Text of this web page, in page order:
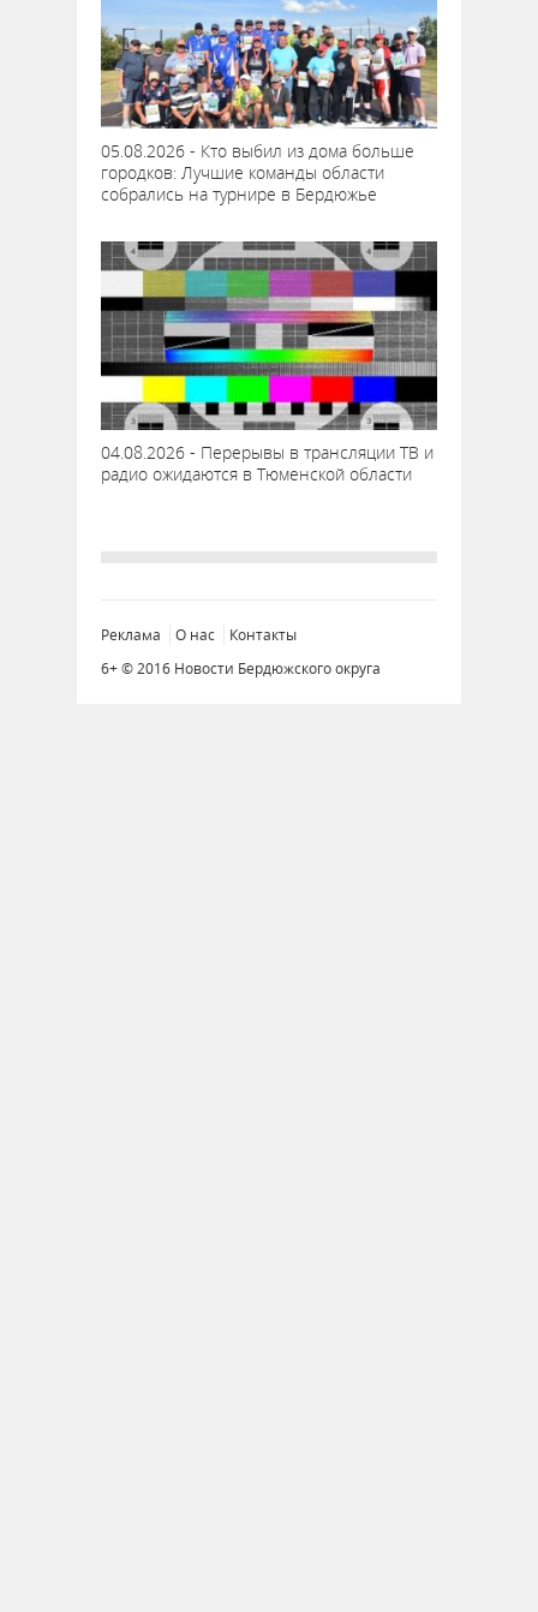
05.08.2026 - Кто выбил из дома больше
городков: Лучшие команды области
собрались на турнире в Бердюжье
04.08.2026 - Перерывы в трансляции ТВ и
радио ожидаются в Тюменской области
Реклама О нас
Контакты
6+ © 2016 Новости Бердюжского округа